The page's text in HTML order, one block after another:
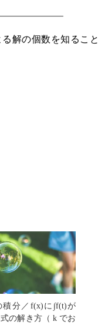
解の個数を知ること
積分／f(x)に∫f(t)が
の解き方（ k でお